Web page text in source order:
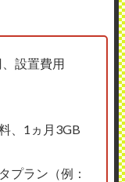
設置費用
、1ヵ月3GB
プラン（例：